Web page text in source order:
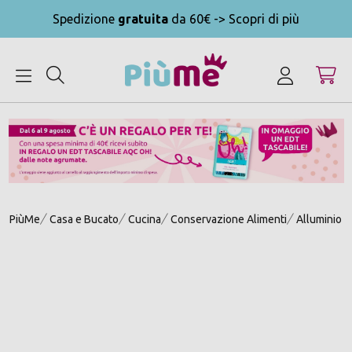
Spedizione gratuita da 60€ -> Scopri di più
PiùMe Casa e Bucato Cucina Conservazione Alimenti Alluminio